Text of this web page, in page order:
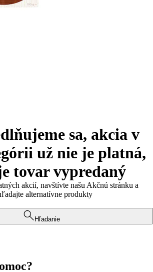
sa, akcia v
už nie je platná,
tovar vypredaný
akcií, navštívte našu Akčnú stránku a
alternatívne produkty
Hľadanie